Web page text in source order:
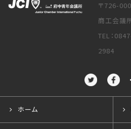
〒726-
商工会議
TEL：
2984
ホーム